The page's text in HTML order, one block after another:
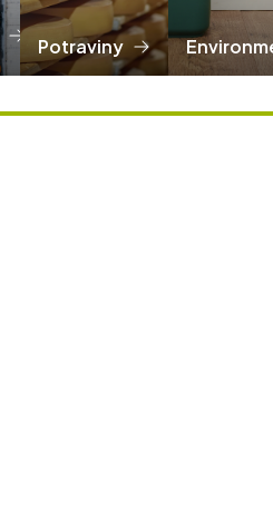
Potraviny